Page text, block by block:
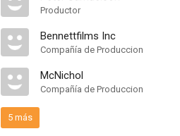
Productor
Bennettfilms Inc
Compañía de Produccion
McNichol
Compañía de Produccion
5 más